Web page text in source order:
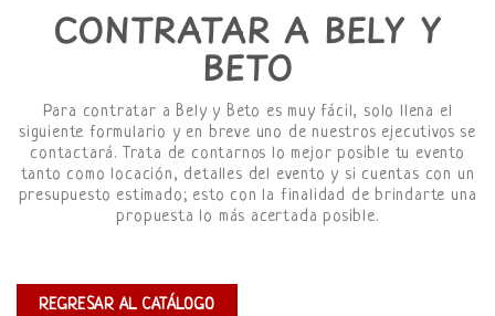
CONTRATAR A BELY Y
BETO
Para contratar a Bely y Beto es muy fácil, solo llena el
siguiente formulario y en breve uno de nuestros ejecutivos se
contactará. Trata de contarnos lo mejor posible tu evento
tanto como locación, detalles del evento y si cuentas con un
presupuesto estimado; esto con la finalidad de brindarte una
propuesta lo más acertada posible.
REGRESAR AL CATÁLOGO